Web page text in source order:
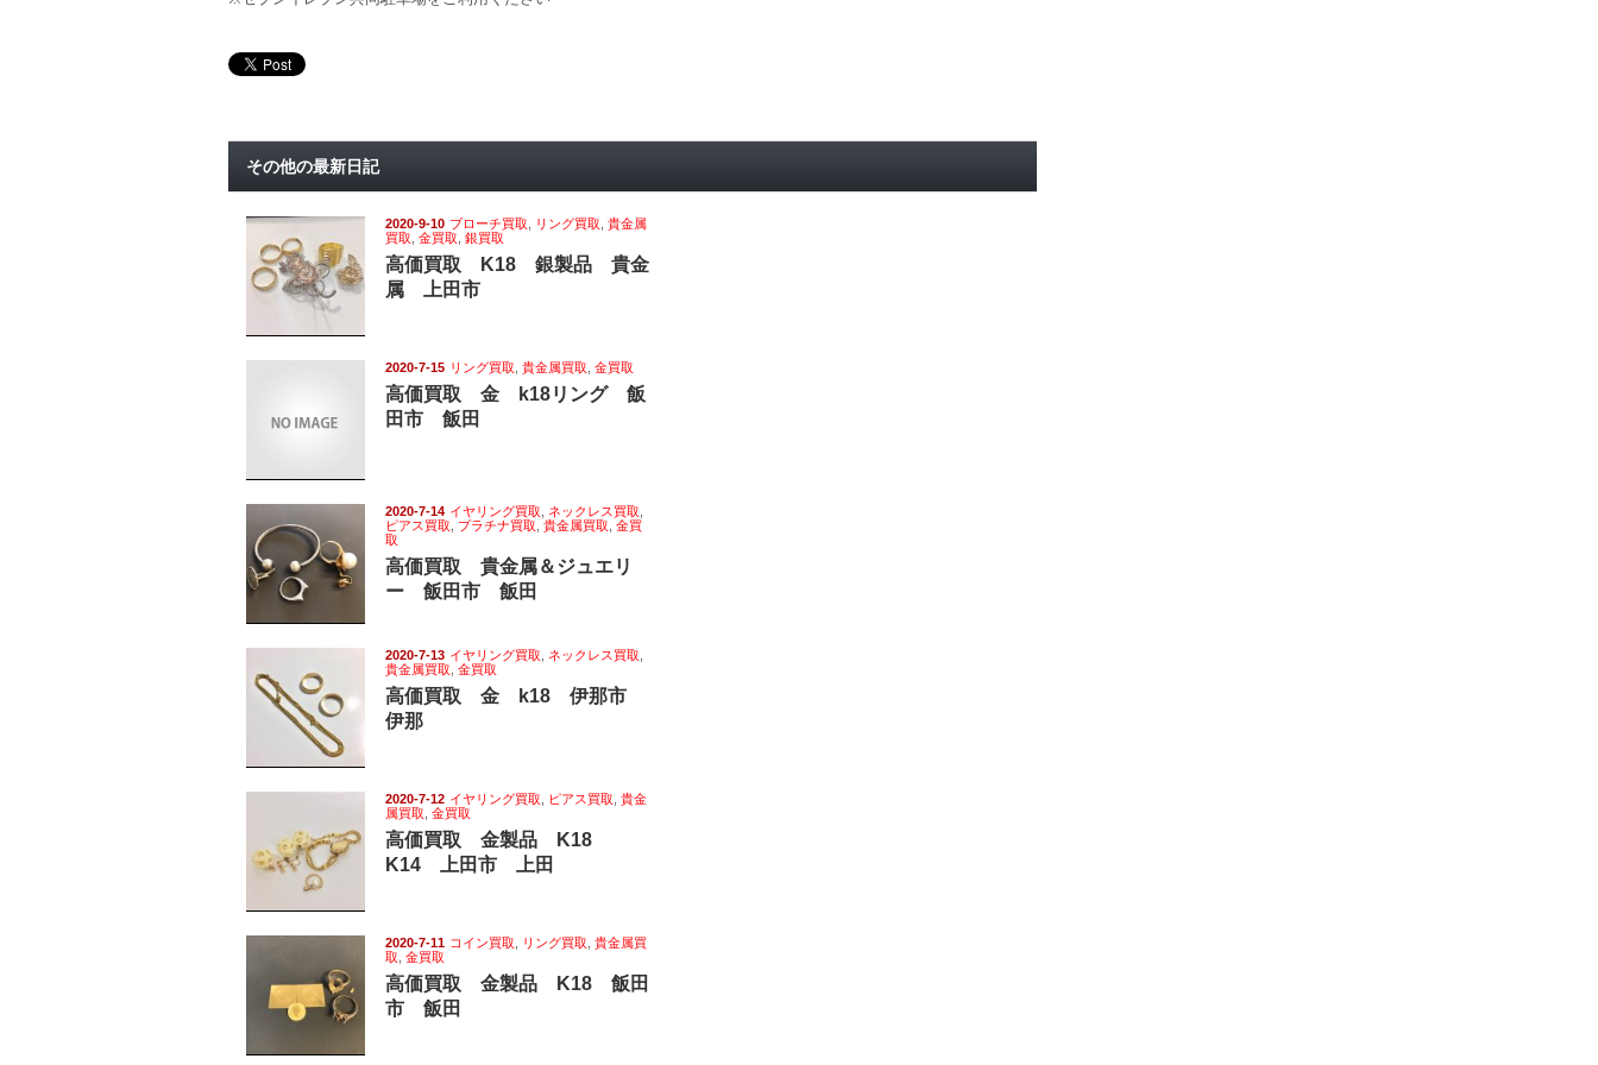
その他の最新日記
2020-9-10 ブローチ買取 リング買取 貴金属
買取 金買取 銀買取
高価買取 K18 銀製品 貴金
属 上田市
2020-7-15 リング買取 貴金属買取 金買取
高価買取 金 k18リング 飯
田市 飯田
2020-7-14 イヤリング買取 ネックレス買取
ピアス買取
プラチナ買取 貴金属買取 金買
取
高価買取 貴金属＆ジュエリ
ー 飯田市 飯田
2020-7-13 イヤリング買取 ネックレス買取
貴金属買取 金買取
高価買取 金 k18 伊那市
伊那
2020-7-12 イヤリング買取 ピアス買取 貴金
属買取 金買取
高価買取 金製品 K18
K14 上田市 上田
2020-7-11 コイン買取 リング買取 貴金属買
取 金買取
高価買取 金製品 K18 飯田
市 飯田